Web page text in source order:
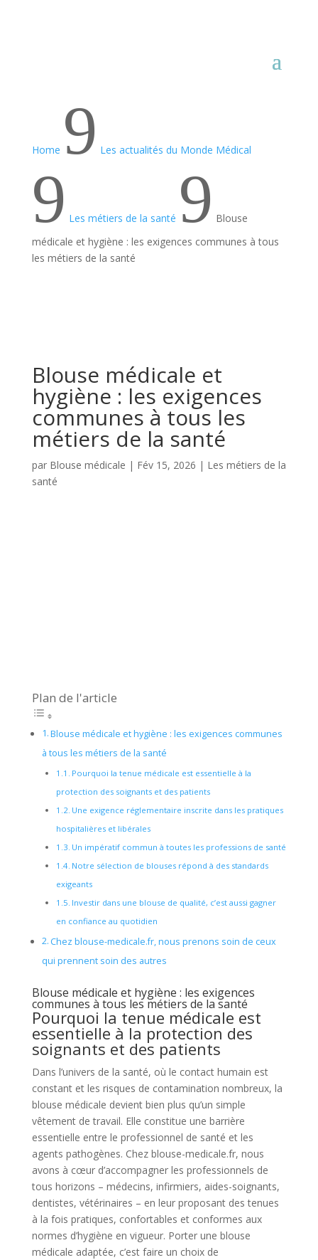
Home 9 Les actualités du Monde Médical
9 Les métiers de la santé 9 Blouse
médicale et hygiène : les exigences communes à tous
les métiers de la santé
Blouse médicale et
hygiène : les exigences
communes à tous les
métiers de la santé
par Blouse médicale | Fév 15, 2026 | Les métiers de la
santé
Plan de l'article
Blouse médicale et hygiène : les exigences communes
à tous les métiers de la santé
Pourquoi la tenue médicale est essentielle à la
protection des soignants et des patients
Une exigence réglementaire inscrite dans les pratiques
hospitalières et libérales
Un impératif commun à toutes les professions de santé
Notre sélection de blouses répond à des standards
exigeants
Investir dans une blouse de qualité, c’est aussi gagner
en confiance au quotidien
Chez blouse-medicale.fr, nous prenons soin de ceux
qui prennent soin des autres
Blouse médicale et hygiène : les exigences
communes à tous les métiers de la santé
Pourquoi la tenue médicale est
essentielle à la protection des
soignants et des patients
Dans l’univers de la santé, où le contact humain est
constant et les risques de contamination nombreux, la
blouse médicale devient bien plus qu’un simple
vêtement de travail. Elle constitue une barrière
essentielle entre le professionnel de santé et les
agents pathogènes. Chez blouse-medicale.fr, nous
avons à cœur d’accompagner les professionnels de
tous horizons – médecins, infirmiers, aides-soignants,
dentistes, vétérinaires – en leur proposant des tenues
à la fois pratiques, confortables et conformes aux
normes d’hygiène en vigueur. Porter une blouse
médicale adaptée, c’est faire un choix de